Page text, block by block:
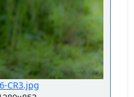
CR3.jpg